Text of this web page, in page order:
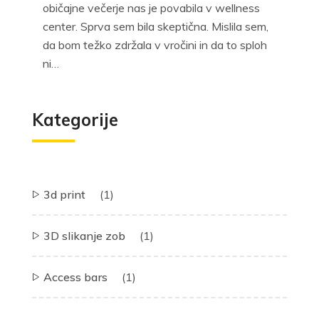
običajne večerje nas je povabila v wellness
center. Sprva sem bila skeptična. Mislila sem,
da bom težko zdržala v vročini in da to sploh
ni…
Kategorije
3d print (1)
3D slikanje zob (1)
Access bars (1)